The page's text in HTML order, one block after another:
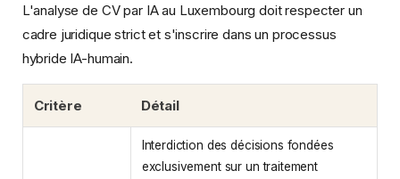
L'analyse de CV par IA au Luxembourg doit respecter un
cadre juridique strict et s'inscrire dans un processus
hybride IA-humain.
Critère Détail
Interdiction des décisions fondées
exclusivement sur un traitement